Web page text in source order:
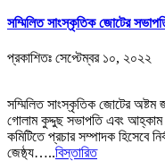
সম্মিলিত সাংস্কৃতিক জোটের
প্রকাশিতঃ সেপ্টেম্বর ১০, ২০২২
সম্মিলিত সাংস্কৃতিক জোটের
গোলাম কুদ্দুছ সভাপতি এবং আহ্কাম
কমিটিতে প্রচার সম্পাদক হিসেবে
জেষ্ঠ্য…..বিস্তারিত